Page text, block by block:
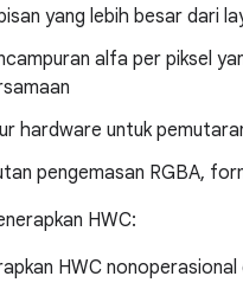
yang lebih besar dari
alfa per piksel
hardware untuk
pengemasan RGBA,
HWC:
HWC